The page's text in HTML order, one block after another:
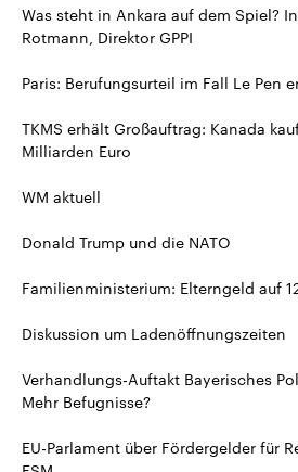
Was steht in Ankara auf dem Spiel?
Rotmann, Direktor GPPI
Paris: Berufungsurteil im Fall Le Pen
TKMS erhält Großauftrag: Kanada
Milliarden Euro
WM aktuell
Donald Trump und die NATO
Familienministerium: Elterngeld auf
Diskussion um Ladenöffnungszeiten
Verhandlungs-Auftakt Bayerisches
Mehr Befugnisse?
EU-Parlament über Fördergelder für